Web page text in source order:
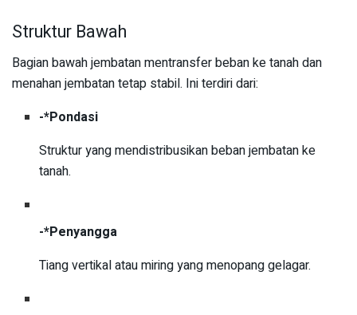
Struktur Bawah
Bagian bawah jembatan mentransfer beban ke tanah dan
menahan jembatan tetap stabil. Ini terdiri dari:
-*Pondasi
Struktur yang mendistribusikan beban jembatan ke
tanah.
-*Penyangga
Tiang vertikal atau miring yang menopang gelagar.